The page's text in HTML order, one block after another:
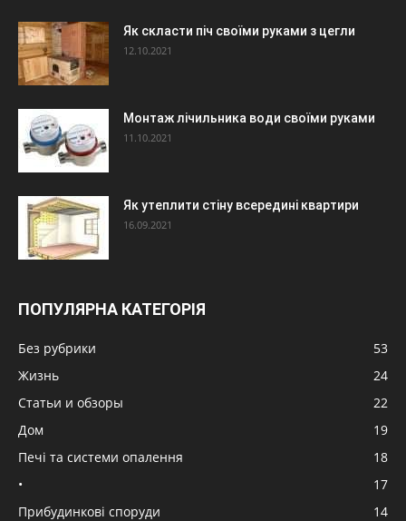
Як скласти піч своїми руками з цегли
12.10.2021
Монтаж лічильника води своїми руками
11.10.2021
Як утеплити стіну всередині квартири
16.09.2021
ПОПУЛЯРНА КАТЕГОРІЯ
Без рубрики
53
Жизнь
24
Статьи и обзоры
22
Дом
19
Печі та системи опалення
18
•
17
Прибудинкові споруди
14